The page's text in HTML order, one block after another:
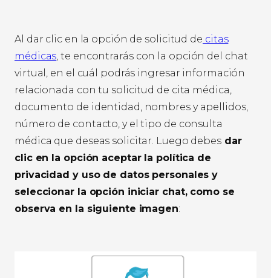
Al dar clic en la opción de solicitud de citas
médicas, te encontrarás con la opción del chat
virtual, en el cuál podrás ingresar información
relacionada con tu solicitud de cita médica,
documento de identidad, nombres y apellidos,
número de contacto, y el tipo de consulta
médica que deseas solicitar. Luego debes dar
clic en la opción aceptar la política de
privacidad y uso de datos personales y
seleccionar la opción iniciar chat, como se
observa en la siguiente imagen: